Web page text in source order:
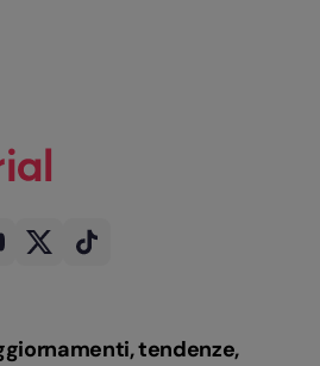
tendenze,